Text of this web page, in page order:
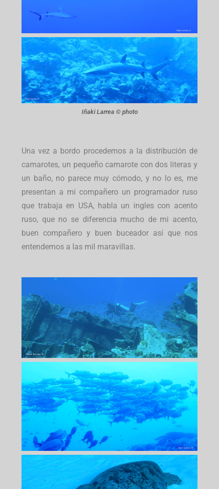
Iñaki Larrea © photo
Una vez a bordo procedemos a la distribución de
camarotes, un pequeño camarote con dos literas y
un baño, no parece muy cómodo, y no lo es, me
presentan a mi compañero un programador ruso
que trabaja en USA, habla un ingles con acento
ruso, que no se diferencia mucho de mi acento,
buen compañero y buen buceador así que nos
entendemos a las mil maravillas.